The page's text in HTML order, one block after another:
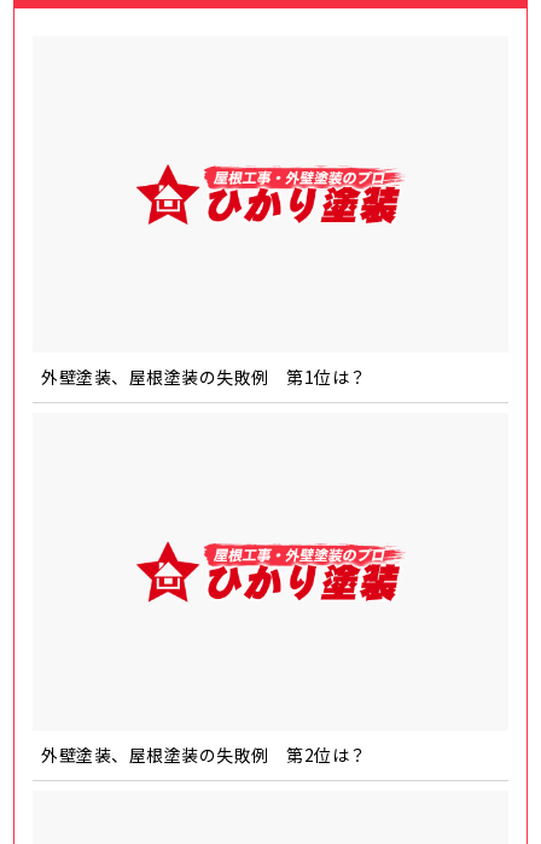
外壁塗装、屋根塗装の失敗例 第1位は？
外壁塗装、屋根塗装の失敗例 第2位は？